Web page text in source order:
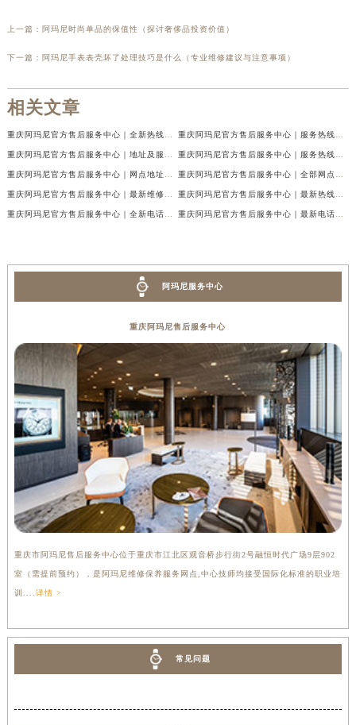
上一篇： 阿玛尼时尚单品的保值性（探讨奢侈品投资价值）
下一篇： 阿玛尼手表表壳坏了处理技巧是什么（专业维修建议与注意事项）
相关文章
阿玛尼服务中心
重庆阿玛尼售后服务中心
重庆市阿玛尼售后服务中心位于重庆市江北区观音桥步行街2号融恒时代广场9层902
室（需提前预约），是阿玛尼维修保养服务网点,中心技师均接受国际化标准的职业培
训.... 详情 >
常见问题